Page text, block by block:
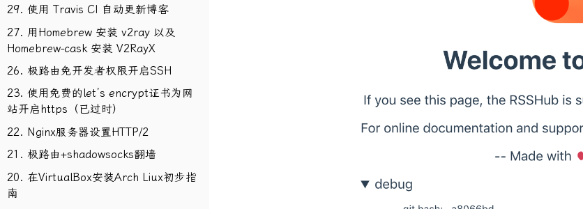
29. 使用 Travis CI 自动更新博客
27. 用Homebrew 安装 v2ray 以及
Homebrew-cask 安装 V2RayX
26. 极路由免开发者权限开启SSH
23. 使用免费的let’s encrypt证书为网
站开启https（已过时）
22. Nginx服务器设置HTTP/2
21. 极路由+shadowsocks翻墙
20. 在VirtualBox安装Arch Liux初步指
南